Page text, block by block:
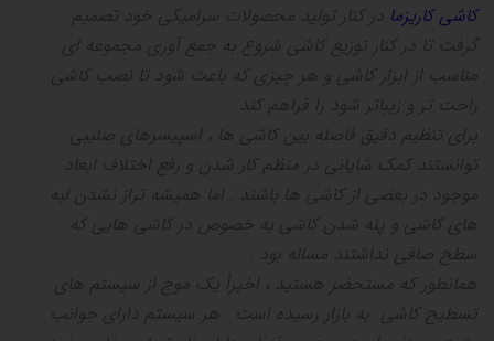
کاشی کاریزما در کنار تولید محصولات سرامیکی خود تصمیم
گرفت تا در کنار توزیع کاشی شروع به جمع آوری مجموعه ای
مناسب از ابزار کاشی و هر چیزی که باعث شود تا نصب کاشی
راحت تر و زیباتر شود را فراهم کند
برای تنظیم دقیق فاصله بین کاشی ها ، اسپیسرهای صلیبی
توانستند کمک شایانی در منظم کار شدن و رفع اختلاف ابعاد
موجود در بعضی از کاشی ها باشند
اما همیشه تراز نشدن لبه
های کاشی و پله شدن کاشی به خصوص در کاشی هایی که
سطح صافی نداشتند مساله بود
همانطور که مستحضر هستید ، اخیرأ یک موج از سیستم های
تسطیح کاشی به بازار رسیده است
هر سیستم دارای جوانب